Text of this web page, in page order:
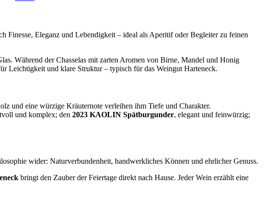
Finesse, Eleganz und Lebendigkeit – ideal als Aperitif oder Begleiter zu feinen
Während der Chasselas mit zarten Aromen von Birne, Mandel und Honig
Leichtigkeit und klare Struktur – typisch für das Weingut Harteneck.
und eine würzige Kräuternote verleihen ihm Tiefe und Charakter.
und komplex; den 2023 KAOLIN Spätburgunder, elegant und feinwürzig;
wider: Naturverbundenheit, handwerkliches Können und ehrlicher Genuss.
bringt den Zauber der Feiertage direkt nach Hause. Jeder Wein erzählt eine